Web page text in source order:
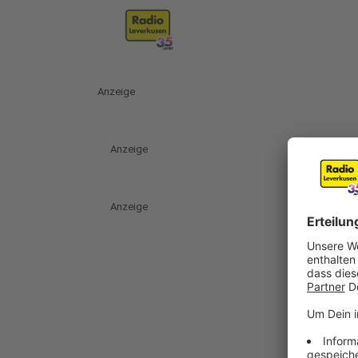
Anzeige
Anzeige
Anzeige